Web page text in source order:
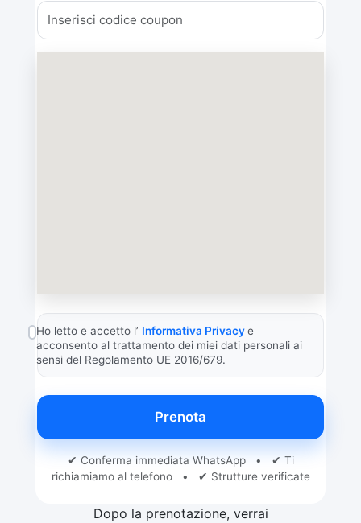
Ho letto e accetto l’ Informativa Privacye
acconsento al trattamento dei miei dati personali ai
sensi del Regolamento UE 2016/679.
Prenota
✔ Conferma immediata WhatsApp • ✔ Ti
richiamiamo al telefono • ✔ Strutture verificate
Dopo la prenotazione, verrai